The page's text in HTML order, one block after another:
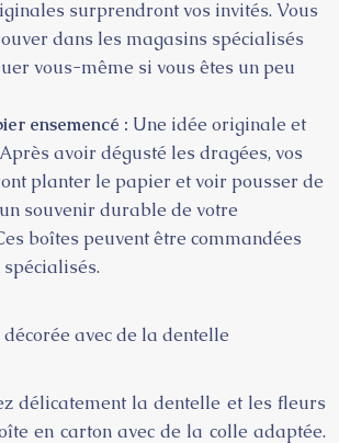
surprendront vos invités. Vous
dans les magasins spécialisés
vous-même si vous êtes un peu
ensemencé : Une idée originale et
avoir dégusté les dragées, vos
planter le papier et voir pousser de
souvenir durable de votre
boîtes peuvent être commandées
délicatement la dentelle et les fleurs
en carton avec de la colle adaptée.